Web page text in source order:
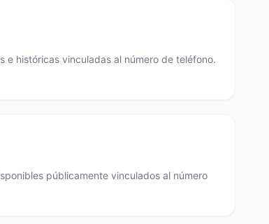
e históricas vinculadas al número de teléfono.
públicamente vinculados al número